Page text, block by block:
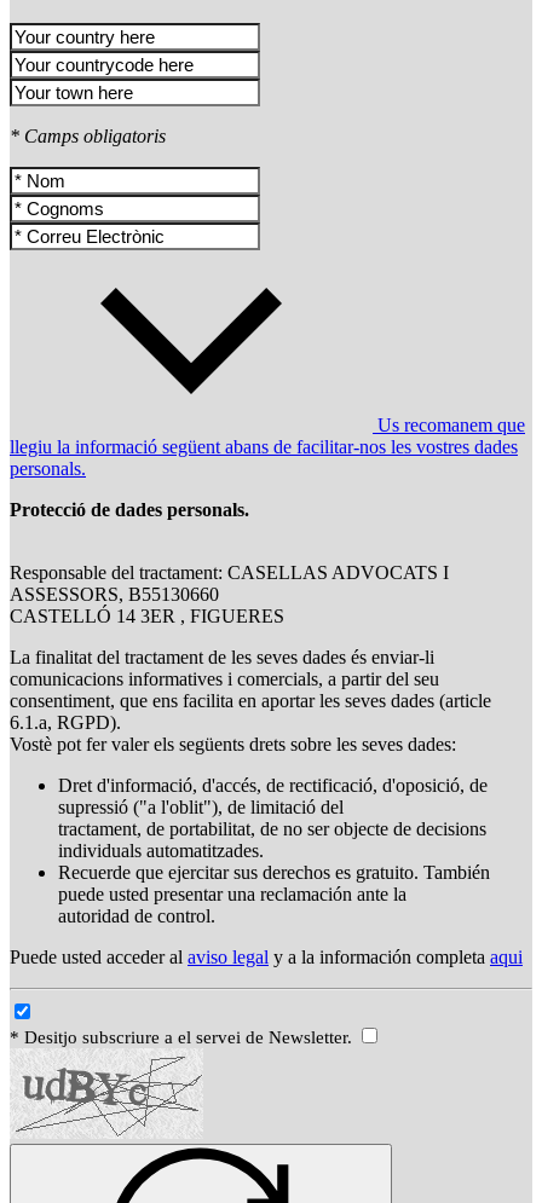
* Camps obligatoris
Us recomanem que
llegiu la informació següent abans de facilitar-nos les vostres dades
personals.
Protecció de dades personals.
Responsable del tractament: CASELLAS ADVOCATS I
ASSESSORS, B55130660
CASTELLÓ 14 3ER , FIGUERES
La finalitat del tractament de les seves dades és enviar-li
comunicacions informatives i comercials, a partir del seu
consentiment, que ens facilita en aportar les seves dades (article
6.1.a, RGPD).
Vostè pot fer valer els següents drets sobre les seves dades:
Dret d'informació, d'accés, de rectificació, d'oposició, de
supressió ("a l'oblit"), de limitació del
tractament, de portabilitat, de no ser objecte de decisions
individuals automatitzades.
Recuerde que ejercitar sus derechos es gratuito. También
puede usted presentar una reclamación ante la
autoridad de control.
Puede usted acceder al aviso legal y a la información completa aqui
* Desitjo subscriure a el servei de Newsletter.